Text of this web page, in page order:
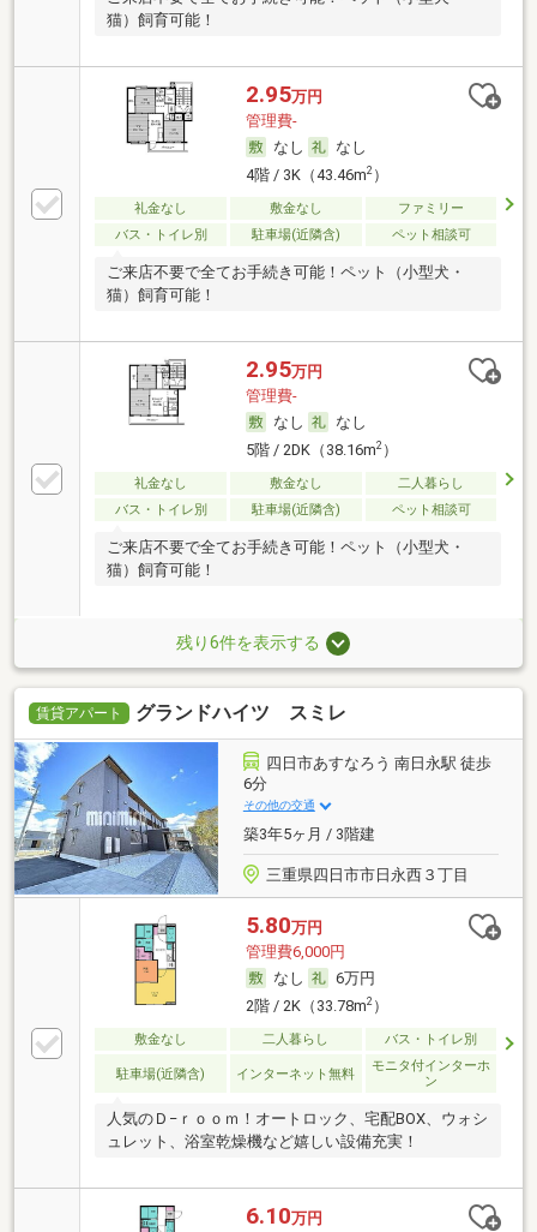
猫）飼育可能！
2.95万円
管理費-
なし
なし
4階 / 3K（43.46m2）
礼金なし 敷金なし
ファミリー
バス・トイレ別
駐車場(近隣含) ペット相談可
ご来店不要で全てお手続き可能！ペット（小型犬・
猫）飼育可能！
2.95万円
管理費-
なし
なし
5階 / 2DK（38.16m2）
礼金なし 敷金なし
二人暮らし
バス・トイレ別
駐車場(近隣含) ペット相談可
ご来店不要で全てお手続き可能！ペット（小型犬・
猫）飼育可能！
残り6件を表示する
賃貸アパート グランドハイツ スミレ
四日市あすなろう 南日永駅 徒歩
6分
その他の交通
築3年5ヶ月 / 3階建
三重県四日市市日永西３丁目
5.80万円
管理費6,000円
なし
6万円
2階 / 2K（33.78m2）
敷金なし 二人暮らし バス・トイレ別
駐車場(近隣含) インターネット無料
モニタ付インターホ
ン
人気のＤ−ｒｏｏｍ！オートロック、宅配BOX、ウォシ
ュレット、浴室乾燥機など嬉しい設備充実！
6.10万円